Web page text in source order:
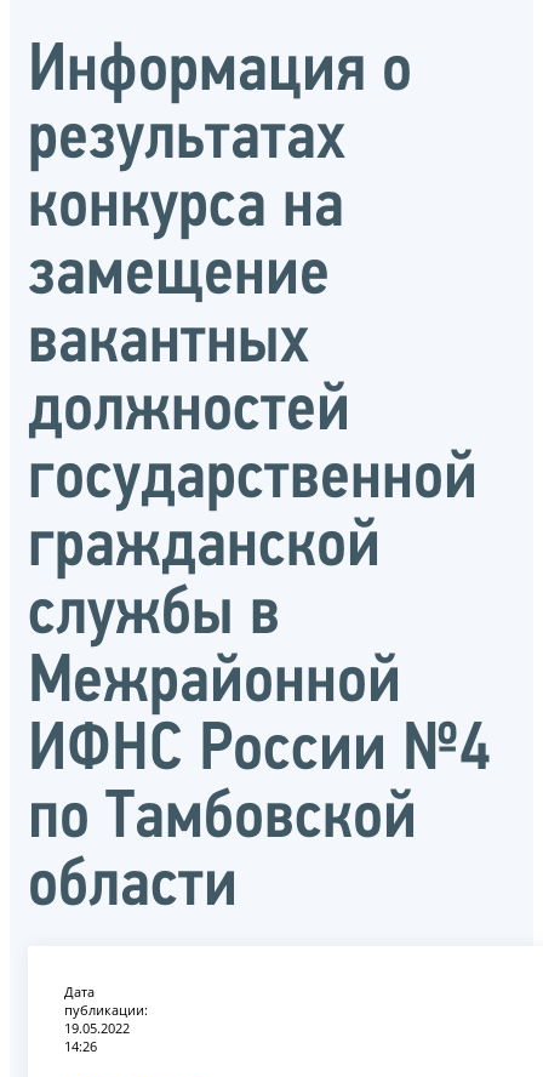
Информация о
результатах
конкурса на
замещение
вакантных
должностей
государственной
гражданской
службы в
Межрайонной
ИФНС России №4
по Тамбовской
области
Дата
публикации:
19.05.2022
14:26